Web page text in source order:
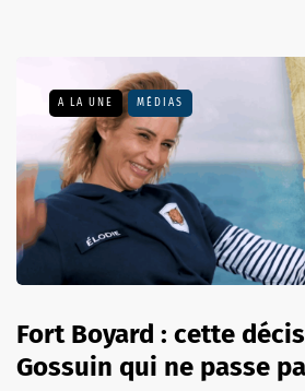
A LA UNE MÉDIAS
Fort Boyard : cette
Gossuin qui ne passe